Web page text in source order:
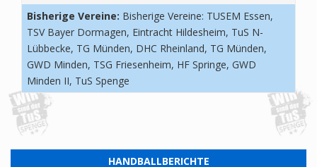
Bisherige Vereine: Bisherige Vereine: TUSEM Essen,
TSV Bayer Dormagen, Eintracht Hildesheim, TuS N-
Lübbecke, TG Münden, DHC Rheinland, TG Münden,
GWD Minden, TSG Friesenheim, HF Springe, GWD
Minden II, TuS Spenge
HANDBALLBERICHTE